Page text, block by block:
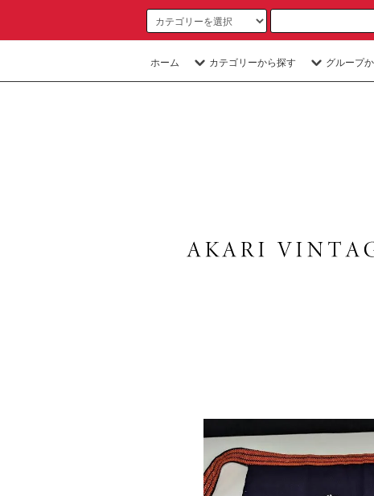
ホーム カテゴリーから探す グループ